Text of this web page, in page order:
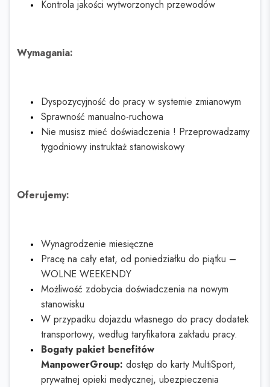
Kontrola jakości wytworzonych przewodów
Wymagania:
Dyspozycyjność do pracy w systemie zmianowym
Sprawność manualno-ruchowa
Nie musisz mieć doświadczenia ! Przeprowadzamy
tygodniowy instruktaż stanowiskowy
Oferujemy:
Wynagrodzenie miesięczne
Pracę na cały etat, od poniedziałku do piątku –
WOLNE WEEKENDY
Możliwość zdobycia doświadczenia na nowym
stanowisku
W przypadku dojazdu własnego do pracy dodatek
transportowy, według taryfikatora zakładu pracy.
Bogaty pakiet benefitów
ManpowerGroup: dostęp do karty MultiSport,
prywatnej opieki medycznej, ubezpieczenia